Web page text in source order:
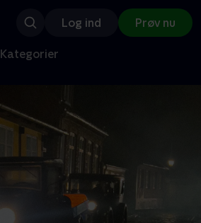
Log ind Prøv nu
Kategorier